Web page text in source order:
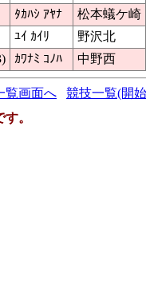
ﾀｶﾊｼ ｱﾔﾅ
松本蟻ケ崎
ﾕｲ ｶｲﾘ
野沢北
ｶﾜﾅﾐ ｺﾉﾊ 中野西
覧画面へ
競技一覧(開
。